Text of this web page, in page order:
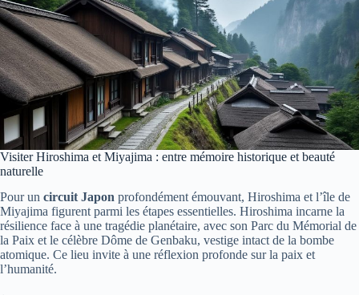
Visiter Hiroshima et Miyajima : entre mémoire historique et beauté
naturelle
Pour un circuit Japon profondément émouvant, Hiroshima et l’île de
Miyajima figurent parmi les étapes essentielles. Hiroshima incarne la
résilience face à une tragédie planétaire, avec son Parc du Mémorial de
la Paix et le célèbre Dôme de Genbaku, vestige intact de la bombe
atomique. Ce lieu invite à une réflexion profonde sur la paix et
l’humanité.